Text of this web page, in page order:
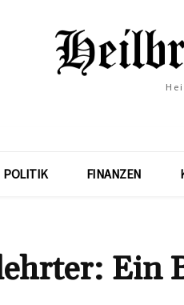
POLITIK FINANZEN
Ein